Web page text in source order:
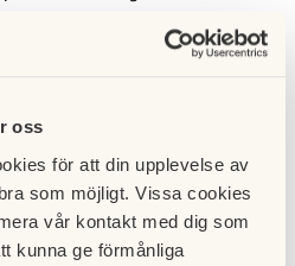
oss
för att din upplevelse av
som möjligt. Vissa cookies
vår kontakt med dig som
kunna ge förmånliga